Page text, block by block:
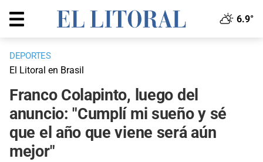
6.9°
DEPORTES
El Litoral en Brasil
Franco Colapinto, luego del
anuncio: "Cumplí mi sueño y sé
que el año que viene será aún
mejor"